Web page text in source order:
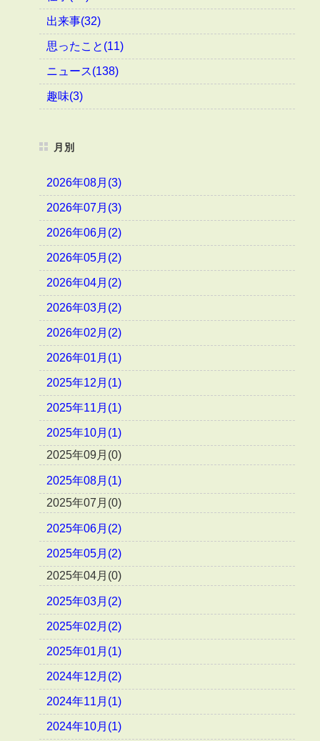
出来事(32)
思ったこと(11)
ニュース(138)
趣味(3)
月別
2026年08月(3)
2026年07月(3)
2026年06月(2)
2026年05月(2)
2026年04月(2)
2026年03月(2)
2026年02月(2)
2026年01月(1)
2025年12月(1)
2025年11月(1)
2025年10月(1)
2025年09月(0)
2025年08月(1)
2025年07月(0)
2025年06月(2)
2025年05月(2)
2025年04月(0)
2025年03月(2)
2025年02月(2)
2025年01月(1)
2024年12月(2)
2024年11月(1)
2024年10月(1)